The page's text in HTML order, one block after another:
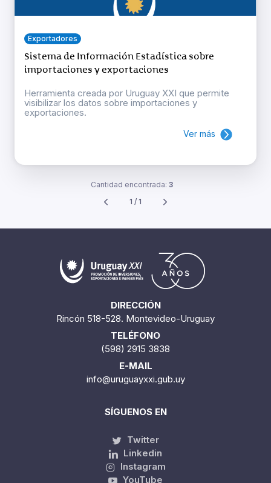
Exportadores
Sistema de Información Estadística sobre
importaciones y exportaciones
Herramienta creada por Uruguay XXI que permite
visibilizar los datos sobre importaciones y
exportaciones.
Ver más
Cantidad encontrada: 3
1 / 1
DIRECCIÓN
Rincón 518-528. Montevideo-Uruguay
TELÉFONO
(598) 2915 3838
E-MAIL
info@uruguayxxi.gub.uy
SÍGUENOS EN
Twitter
Linkedin
Instagram
YouTube